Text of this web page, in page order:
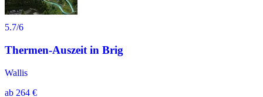
5.7/6
Thermen-Auszeit in Brig
Wallis
ab 264 €